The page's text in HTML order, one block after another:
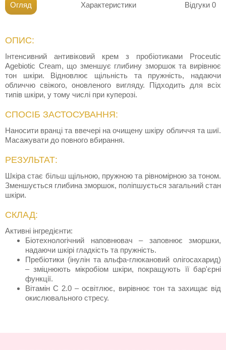
Огляд Характеристики Відгуки 0
ОПИС:
Інтенсивний антивіковий крем з пробіотиками Proceutic
Agebiotic Сream, що зменшує глибину зморшок та вирівнює
тон шкіри. Відновлює щільність та пружність, надаючи
обличчю свіжого, оновленого вигляду. Підходить для всіх
типів шкіри, у тому числі при куперозі.
СПОСІБ ЗАСТОСУВАННЯ:
Наносити вранці та ввечері на очищену шкіру обличчя та шиї.
Масажувати до повного вбирання.
РЕЗУЛЬТАТ:
Шкіра стає більш щільною, пружною та рівномірною за тоном.
Зменшується глибина зморшок, поліпшується загальний стан
шкіри.
СКЛАД:
Активні інгредієнти:
Біотехнологічний наповнювач – заповнює зморшки,
надаючи шкірі гладкість та пружність.
Пребіотики (інулін та альфа-глюкановий олігосахарид)
– зміцнюють мікробіом шкіри, покращують її бар'єрні
функції.
Вітамін С 2.0 – освітлює, вирівнює тон та захищає від
окислювального стресу.